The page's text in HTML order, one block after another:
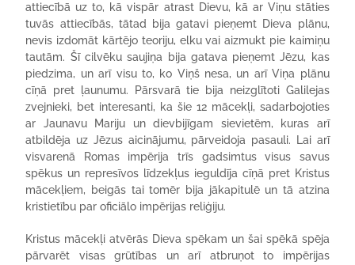
attiecībā uz to, kā vispār atrast Dievu, kā ar Viņu stāties
tuvās attiecībās, tātad bija gatavi pieņemt Dieva plānu,
nevis izdomāt kārtējo teoriju, elku vai aizmukt pie kaimiņu
tautām. Šī cilvēku saujiņa bija gatava pieņemt Jēzu, kas
piedzima, un arī visu to, ko Viņš nesa, un arī Viņa plānu
cīņā pret ļaunumu. Pārsvarā tie bija neizglītoti Galilejas
zvejnieki, bet interesanti, ka šie 12 mācekļi, sadarbojoties
ar Jaunavu Mariju un dievbijīgam sievietēm, kuras arī
atbildēja uz Jēzus aicinājumu, pārveidoja pasauli. Lai arī
visvarenā Romas impērija trīs gadsimtus visus savus
spēkus un represīvos līdzekļus ieguldīja cīņā pret Kristus
mācekļiem, beigās tai tomēr bija jākapitulē un tā atzina
kristietību par oficiālo impērijas reliģiju.
Kristus mācekļi atvērās Dieva spēkam un šai spēkā spēja
pārvarēt visas grūtības un arī atbruņot to impērijas